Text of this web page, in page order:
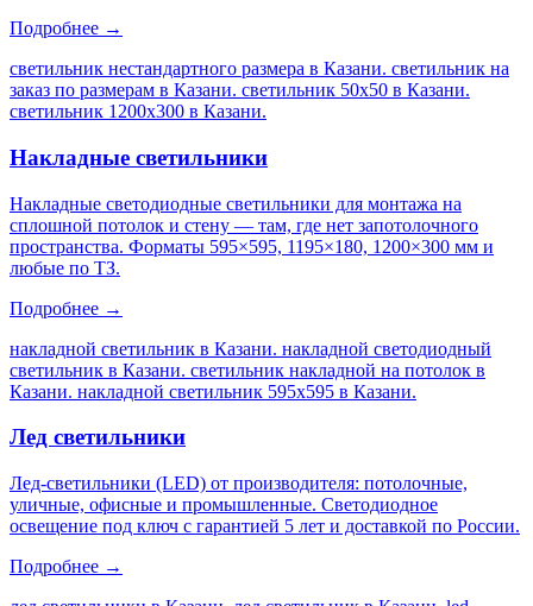
Подробнее →
светильник нестандартного размера в Казани. светильник на
заказ по размерам в Казани. светильник 50х50 в Казани.
светильник 1200х300 в Казани.
Накладные светильники
Накладные светодиодные светильники для монтажа на
сплошной потолок и стену — там, где нет запотолочного
пространства. Форматы 595×595, 1195×180, 1200×300 мм и
любые по ТЗ.
Подробнее →
накладной светильник в Казани. накладной светодиодный
светильник в Казани. светильник накладной на потолок в
Казани. накладной светильник 595х595 в Казани.
Лед светильники
Лед-светильники (LED) от производителя: потолочные,
уличные, офисные и промышленные. Светодиодное
освещение под ключ с гарантией 5 лет и доставкой по России.
Подробнее →